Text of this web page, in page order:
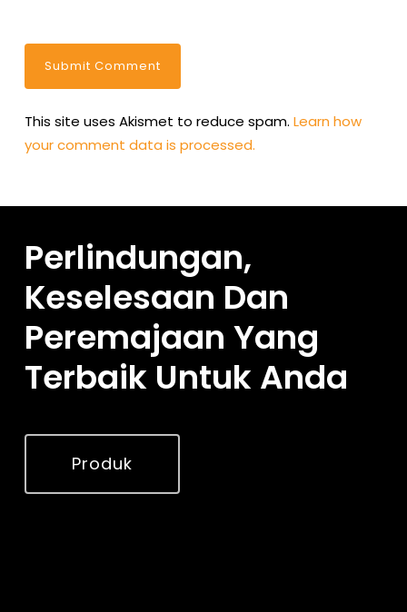
This site uses Akismet to reduce spam. Learn how
your comment data is processed.
Perlindungan,
Keselesaan Dan
Peremajaan Yang
Terbaik Untuk Anda
Produk